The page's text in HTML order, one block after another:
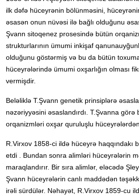
ilk dəfə hüceyrənin bölünməsini,
əsasən onun nüvəsi ilə bağlı olduğunu
Şvann sitoqenez prosesində bütün
strukturlarının ümumi inkişaf
olduğunu göstərmiş və bu da bütün
hüceyrələrində ümumi oxşarlığın olması
vermişdir.
Beləliklə T.Şvann genetik prinsiplərə
nəzəriyyəsini əsaslandırdı. T.Şvanna
orqanizmləri oxşar quruluşlu
R.Virxov 1858-ci ildə hüceyrə haqqındakı
etdi . Bundan sonra alimləri hüceyrələrin
maraqlandırır. Bir sıra alimlər, eləcədə
Şvann hüceyrələrin canlı maddədən
irəli sürdülər. Nəhayət, R.Virxov 1859-cu